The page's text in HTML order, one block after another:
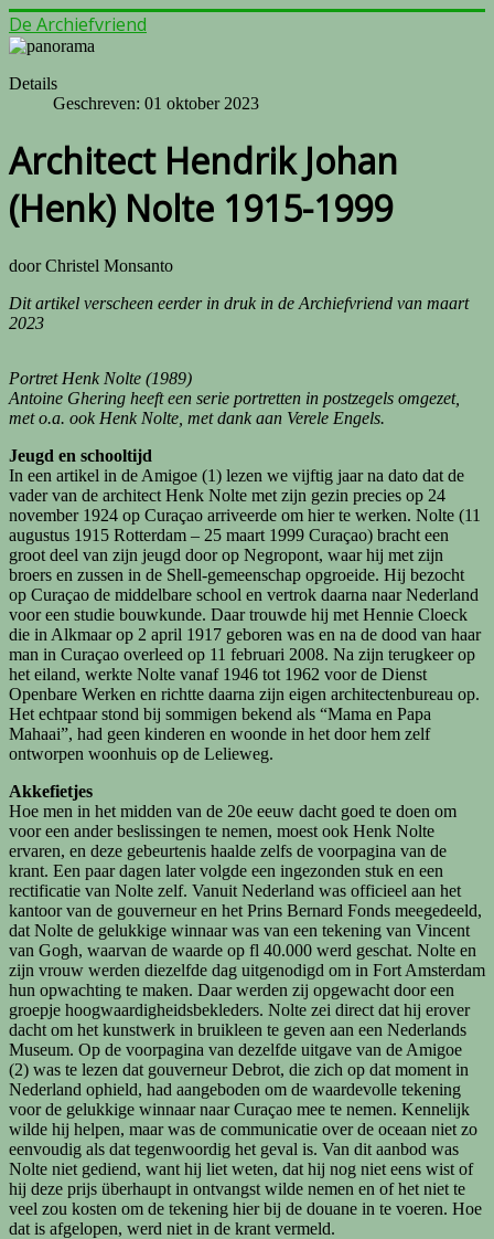
De Archiefvriend
Details
Geschreven: 01 oktober 2023
Architect Hendrik Johan
(Henk) Nolte 1915-1999
door Christel Monsanto
Dit artikel verscheen eerder in druk in de Archiefvriend van maart
2023
Portret Henk Nolte (1989)
Antoine Ghering heeft een serie portretten in postzegels omgezet,
met o.a. ook Henk Nolte, met dank aan Verele Engels.
Jeugd en schooltijd
In een artikel in de Amigoe (1) lezen we vijftig jaar na dato dat de
vader van de architect Henk Nolte met zijn gezin precies op 24
november 1924 op Curaçao arriveerde om hier te werken. Nolte (11
augustus 1915 Rotterdam – 25 maart 1999 Curaçao) bracht een
groot deel van zijn jeugd door op Negropont, waar hij met zijn
broers en zussen in de Shell-gemeenschap opgroeide. Hij bezocht
op Curaçao de middelbare school en vertrok daarna naar Nederland
voor een studie bouwkunde. Daar trouwde hij met Hennie Cloeck
die in Alkmaar op 2 april 1917 geboren was en na de dood van haar
man in Curaçao overleed op 11 februari 2008. Na zijn terugkeer op
het eiland, werkte Nolte vanaf 1946 tot 1962 voor de Dienst
Openbare Werken en richtte daarna zijn eigen architectenbureau op.
Het echtpaar stond bij sommigen bekend als “Mama en Papa
Mahaai”, had geen kinderen en woonde in het door hem zelf
ontworpen woonhuis op de Lelieweg.
Akkefietjes
Hoe men in het midden van de 20e eeuw dacht goed te doen om
voor een ander beslissingen te nemen, moest ook Henk Nolte
ervaren, en deze gebeurtenis haalde zelfs de voorpagina van de
krant. Een paar dagen later volgde een ingezonden stuk en een
rectificatie van Nolte zelf. Vanuit Nederland was officieel aan het
kantoor van de gouverneur en het Prins Bernard Fonds meegedeeld,
dat Nolte de gelukkige winnaar was van een tekening van Vincent
van Gogh, waarvan de waarde op fl 40.000 werd geschat. Nolte en
zijn vrouw werden diezelfde dag uitgenodigd om in Fort Amsterdam
hun opwachting te maken. Daar werden zij opgewacht door een
groepje hoogwaardigheidsbekleders. Nolte zei direct dat hij erover
dacht om het kunstwerk in bruikleen te geven aan een Nederlands
Museum. Op de voorpagina van dezelfde uitgave van de Amigoe
(2) was te lezen dat gouverneur Debrot, die zich op dat moment in
Nederland ophield, had aangeboden om de waardevolle tekening
voor de gelukkige winnaar naar Curaçao mee te nemen. Kennelijk
wilde hij helpen, maar was de communicatie over de oceaan niet zo
eenvoudig als dat tegenwoordig het geval is. Van dit aanbod was
Nolte niet gediend, want hij liet weten, dat hij nog niet eens wist of
hij deze prijs überhaupt in ontvangst wilde nemen en of het niet te
veel zou kosten om de tekening hier bij de douane in te voeren. Hoe
dat is afgelopen, werd niet in de krant vermeld.